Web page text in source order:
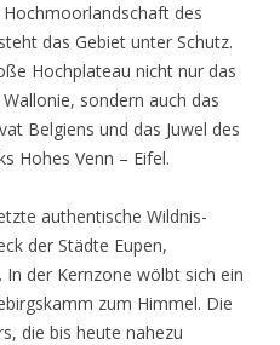
des
das Gebiet unter Schutz.
Hochplateau nicht nur das
sondern auch das
Belgiens und das Juwel des
Hohes Venn – Eifel.
authentische Wildnis-
der Städte Eupen,
der Kernzone wölbt sich ein
zum Himmel. Die
die bis heute nahezu